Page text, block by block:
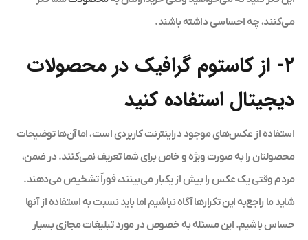
می‌کنند، چه احساسی داشته باشند.
۲- از کاستوم گرافیک در محصولات
دیجیتال استفاده کنید
استفاده از عکس‌های موجود دراینترنت کاربردی است، اما آن‌ها توضیحات
محصولتان را به صورت ویژه و خاص برای شما تعریف نمی‌کنند. در ضمن،
مردم وقتی یک عکس را بیش از یکبار می‌بینند، فوراّ تشخیص می‌دهند.
شاید ما راجع‌به این تکرارها آگاه نباشیم اما باید نسبت به استفاده از آنها
حساس باشیم. این مسئله به خصوص در مورد تبلیغات مجازی بسیار